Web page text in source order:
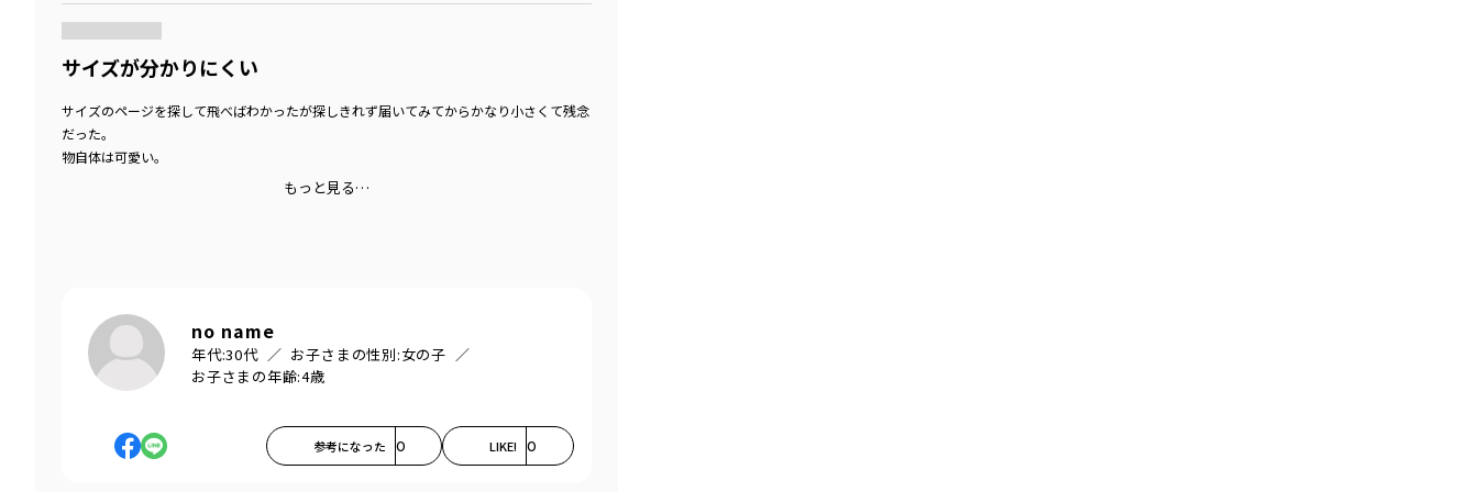
サイズが分かりにくい
サイズのページを探して飛べばわかったが探しきれず届いてみてからかなり小さくて残念
だった。
物自体は可愛い。
もっと見る…
no name
年代:30代 お子さまの性別:女の子
お子さまの年齢:4歳
参考になった 0 LIKE! 0